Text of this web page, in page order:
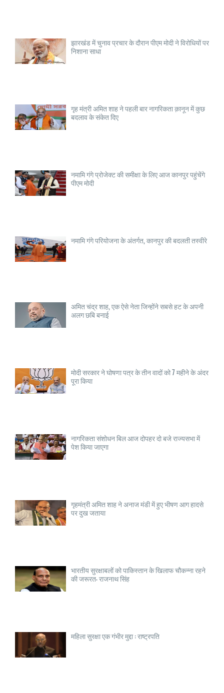
झारखंड में चुनाव प्रचार के दौरान पीएम मोदी ने विरोधियों पर
निशाना साधा
गृह मंत्री अमित शाह ने पहली बार नागरिकता क़ानून में कुछ
बदलाव के संकेत दिए
नमामि गंगे प्रोजेक्ट की समीक्षा के लिए आज कानपुर पहुंचेंगे
पीएम मोदी
नमामि गंगे परियोजना के अंतर्गत, कानपुर की बदलती तस्वीरे
अमित चंद्र शाह, एक ऐसे नेता जिन्होंने सबसे हट के अपनी
अलग छबि बनाई
मोदी सरकार ने घोषणा पत्र के तीन वादों को 7 महीने के अंदर
पूरा किया
नागरिकता संशोधन बिल आज दोपहर दो बजे राज्यसभा में
पेश किया जाएगा
गृहमंत्री अमित शाह ने अनाज मंडी में हुए भीषण आग हादसे
पर दुख जताया
भारतीय सुरक्षाबलों को पाकिस्तान के खिलाफ चौकन्ना रहने
की जरूरत- राजनाथ सिंह
महिला सुरक्षा एक गंभीर मुद्दा : राष्ट्रपति